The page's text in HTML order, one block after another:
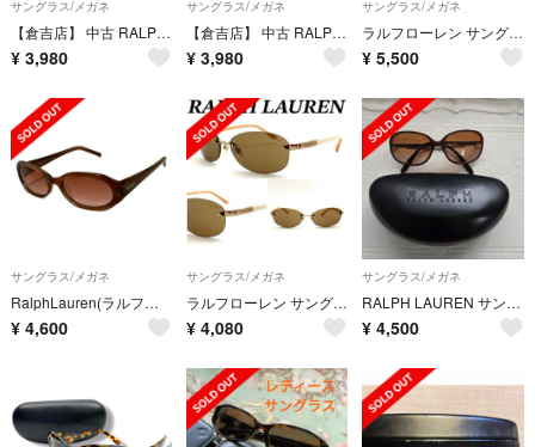
サングラス/メガネ
【倉吉店】 中古 RALPH LAUREN | ラルフローレン サングラス RL8032 ブラウン 【116】
¥ 3,980
サングラス/メガネ
【倉吉店】 中古 RALPH LAUREN | ラルフローレン サングラス グラデーションレンズ RL8032 レッド 【116】
¥ 3,980
サングラス/メガネ
ラルフローレン サングラス RA5064 ブラウン
¥ 5,500
サングラス/メガネ
RalphLauren(ラルフローレン) サングラス - 7511/S ダークブラウン
¥ 4,600
サングラス/メガネ
ラルフローレン サングラス メタル ブラウン ホワイト ゴールド 80210
¥ 4,080
サングラス/メガネ
RALPH LAUREN サングラス
¥ 4,500